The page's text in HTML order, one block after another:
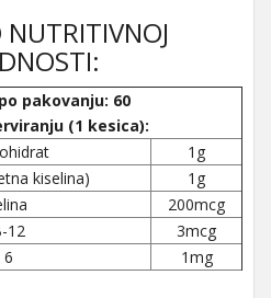
pakovanju: 60
(1 kesica):
1g
kiselina)
1g
200mcg
12
3mcg
6
1mg